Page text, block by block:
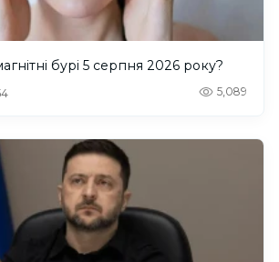
бурі 5 серпня 2026 року?
5,089